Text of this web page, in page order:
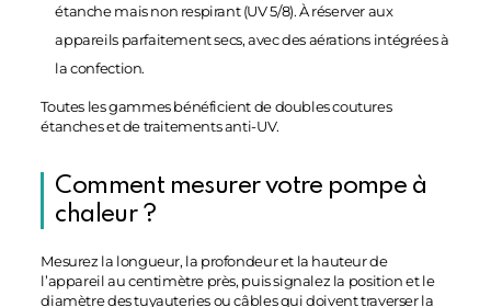
étanche mais non respirant (UV 5/8). À réserver aux
appareils parfaitement secs, avec des aérations intégrées à
la confection.
Toutes les gammes bénéficient de doubles coutures
étanches et de traitements anti-UV.
Comment mesurer votre pompe à
chaleur ?
Mesurez la longueur, la profondeur et la hauteur de
l’appareil au centimètre près, puis signalez la position et le
diamètre des tuyauteries ou câbles qui doivent traverser la